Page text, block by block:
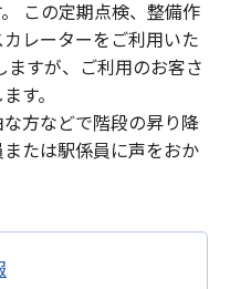
この定期点検、整備作
レーターをご利用いた
すが、ご利用のお客さ
す。
方などで階段の昇り降
たは駅係員に声をおか